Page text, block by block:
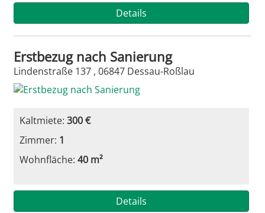
Details
Erstbezug nach Sanierung
Lindenstraße 137 , 06847 Dessau-Roßlau
Kaltmiete:300 €
Zimmer: 1
Wohnfläche:40 m²
Details